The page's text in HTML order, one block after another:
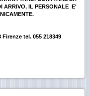
ARRIVO, IL PERSONALE E'
tel. 055 218349